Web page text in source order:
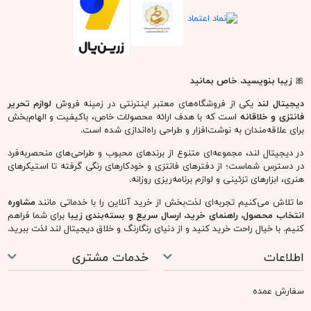
🎀زیبا بنویسید، خاص بمانید
دیجیتال لند یکی از فروشگاه‌های معتبر اینترنتی در زمینه فروش لوازم تحریر
فانتزی و خلاقانه است که با هدف ارائه محصولات خاص، باکیفیت و الهام‌بخش
برای علاقه‌مندان به نوشت‌افزار و طراحی راه‌اندازی شده است.
در دیجیتال لند، مجموعه‌ای متنوع از برندهای محبوب و طراحی‌های منحصربه‌فرد
در دسترس شماست؛ از دفترهای فانتزی و خودکارهای رنگی گرفته تا استیکرهای
هنری، ابزارهای تزئینی و لوازم برنامه‌ریزی روزانه.
ما تلاش می‌کنیم تجربه‌ای لذت‌بخش از خرید آنلاین را با خدماتی مانندمشاوره
انتخاب محصول، راهنمای خرید، ارسال سریع و بسته‌بندی زیبا برای شما فراهم
کنیم. با خیال راحت خرید کنید و از دنیای رنگارنگ و خلاق دیجیتال لند لذت ببرید.
اطلاعات خدمات مشتری
سفارش عمده